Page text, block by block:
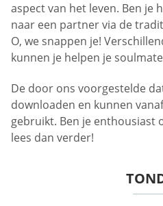
aspect van het leven. Ben je
naar een partner via de
O, we snappen je!
kunnen je helpen je
De door ons voorgestelde
downloaden en kunnen
gebruikt. Ben je enthousiast
lees dan verder!